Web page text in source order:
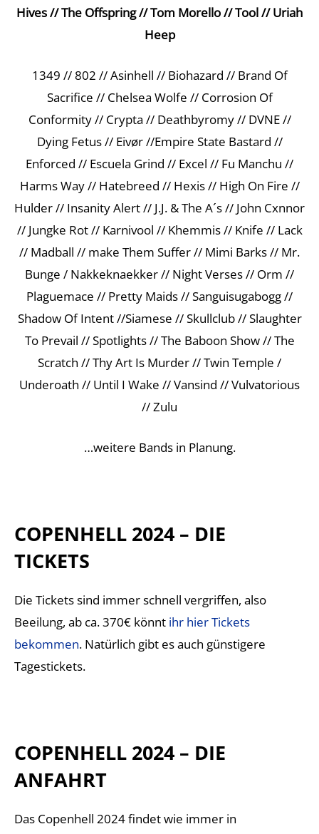
Hives // The Offspring // Tom Morello // Tool // Uriah
Heep
1349 // 802 // Asinhell // Biohazard // Brand Of
Sacrifice // Chelsea Wolfe // Corrosion Of
Conformity // Crypta // Deathbyromy // DVNE //
Dying Fetus // Eivør //Empire State Bastard //
Enforced // Escuela Grind // Excel // Fu Manchu //
Harms Way // Hatebreed // Hexis // High On Fire //
Hulder // Insanity Alert // J.J. & The A´s // John Cxnnor
// Jungke Rot // Karnivool // Khemmis // Knife // Lack
// Madball // make Them Suffer // Mimi Barks // Mr.
Bunge / Nakkeknaekker // Night Verses // Orm //
Plaguemace // Pretty Maids // Sanguisugabogg //
Shadow Of Intent //Siamese // Skullclub // Slaughter
To Prevail // Spotlights // The Baboon Show // The
Scratch // Thy Art Is Murder // Twin Temple /
Underoath // Until I Wake // Vansind // Vulvatorious
// Zulu
…weitere Bands in Planung.
COPENHELL 2024 – DIE
TICKETS
Die Tickets sind immer schnell vergriffen, also
Beeilung, ab ca. 370€ könnt ihr hier Tickets
bekommen. Natürlich gibt es auch günstigere
Tagestickets.
COPENHELL 2024 – DIE
ANFAHRT
Das Copenhell 2024 findet wie immer in